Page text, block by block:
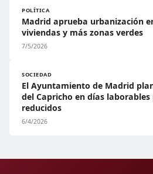
POLÍTICA
Madrid aprueba urbanización
viviendas y más zonas verdes
7/5/2026
SOCIEDAD
El Ayuntamiento de Madrid
del Capricho en días
reducidos
6/4/2026